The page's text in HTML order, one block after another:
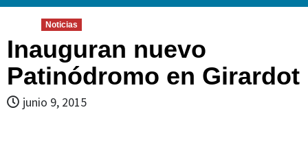
Noticias
Inauguran nuevo
Patinódromo en Girardot
junio 9, 2015